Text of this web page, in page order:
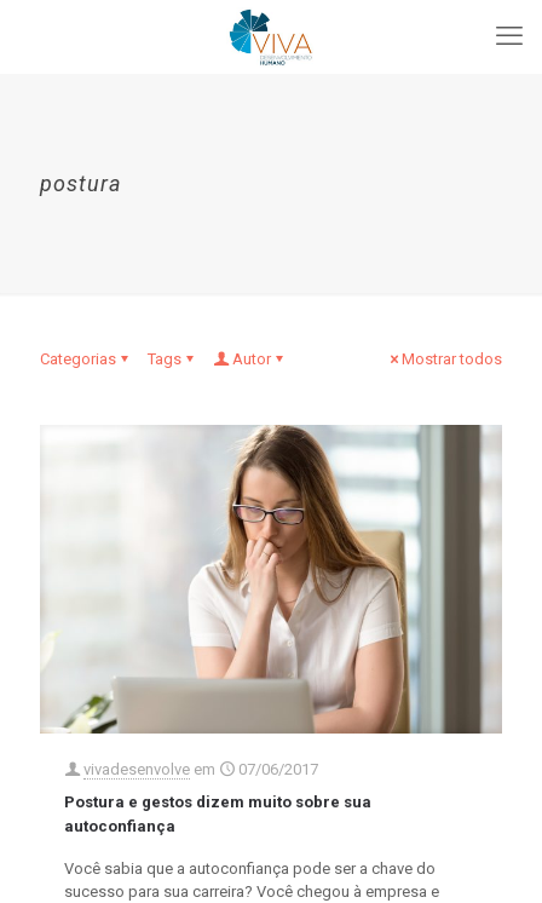
postura
Categorias Tags Autor Mostrar todos
vivadesenvolve em
07/06/2017
Postura e gestos dizem muito sobre sua
autoconfiança
Você sabia que a autoconfiança pode ser a chave do
sucesso para sua carreira? Você chegou à empresa e